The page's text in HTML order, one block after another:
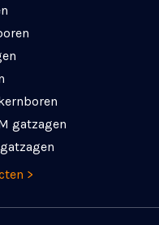
gatzagen
>